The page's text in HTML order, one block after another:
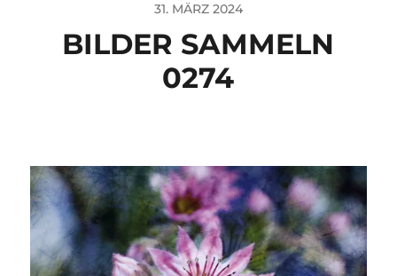
31. MÄRZ 2024
BILDER SAMMELN
0274